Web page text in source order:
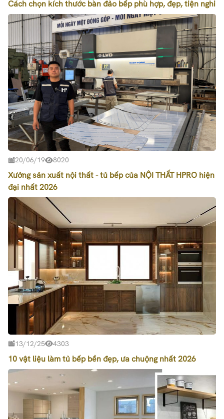
Cách chọn kích thước bàn đảo bếp phù hợp, đẹp, tiện nghi
20/06/19 8020
Xưởng sản xuất nội thất - tủ bếp của NỘI THẤT HPRO hiện
đại nhất 2026
13/12/25 4303
10 vật liệu làm tủ bếp bền đẹp, ưa chuộng nhất 2026